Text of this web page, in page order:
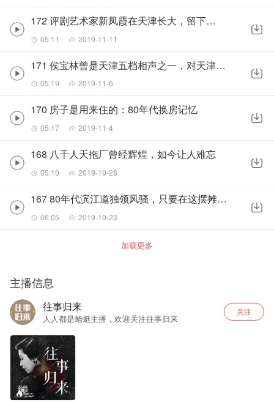
172 评剧艺术家新凤霞在天津长大，留下很多故事
05:11 2019-11-11
171 侯宝林曾是天津五档相声之一，对天津观众念念不忘
05:19 2019-11-6
170 房子是用来住的：80年代换房记忆
05:17 2019-11-4
168 八千人天拖厂曾经辉煌，如今让人难忘
05:10 2019-10-28
167 80年代滨江道独领风骚，只要在这摆摊就是万元户
06:05 2019-10-23
加载更多
主播信息
往事归来
人人都是蜻蜓主播，欢迎关注往事归来
关注
155